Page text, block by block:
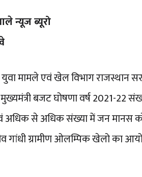
न्यूज ब्यूरो
युवा मामले एवं खेल विभाग राजस्थान
बजट घोषणा वर्ष 2021-22
अधिक से अधिक संख्या में जन मानस
गांधी ग्रामीण ओलम्पिक खेलो का